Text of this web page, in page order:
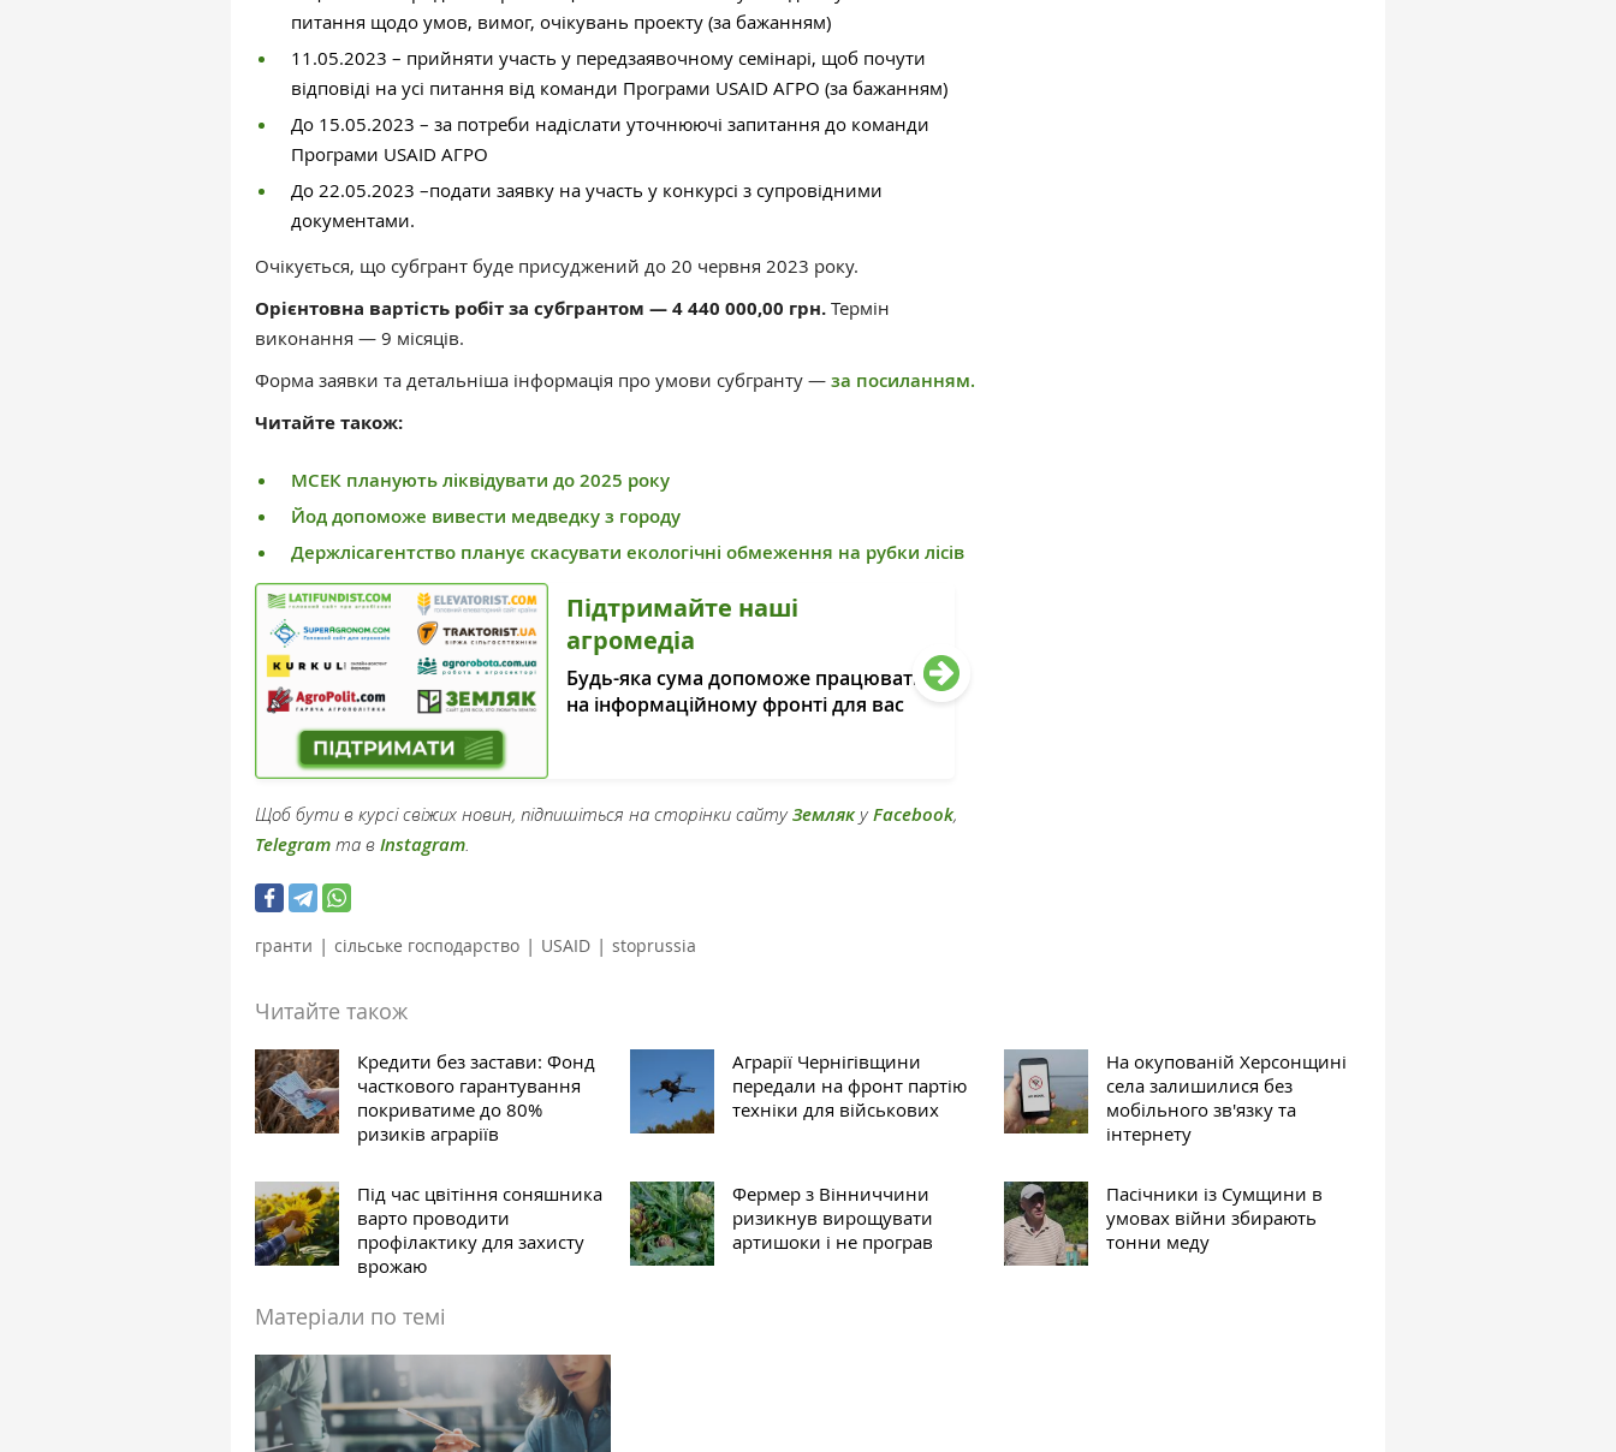
питання щодо умов, вимог, очікувань проекту (за бажанням)
11.05.2023 – прийняти участь у передзаявочному семінарі, щоб почути
відповіді на усі питання від команди Програми USAID АГРО (за бажанням)
До 15.05.2023 – за потреби надіслати уточнюючі запитання до команди
Програми USAID АГРО
До 22.05.2023 –подати заявку на участь у конкурсі з супровідними
документами.
Очікується, що субгрант буде присуджений до 20 червня 2023 року.
Орієнтовна вартість робіт за субгрантом — 4 440 000,00 грн. Термін
виконання — 9 місяців.
Форма заявки та детальніша інформація про умови субгранту — за посиланням.
Читайте також:
МСЕК планують ліквідувати до 2025 року
Йод допоможе вивести медведку з городу
Держлісагентство планує скасувати екологічні обмеження на рубки лісів
Підтримайте наші
агромедіа
Будь-яка сума допоможе працювати
на інформаційному фронті для вас
Щоб бути в курсі свіжих новин, підпишіться на сторінки сайтуЗемлякуFacebook,
Telegram та в Instagram
гранти | сільське господарство | USAID | stoprussia
Читайте також
Кредити без застави: Фонд
часткового гарантування
покриватиме до 80%
ризиків аграріїв
Аграрії Чернігівщини
передали на фронт партію
техніки для військових
На окупованій Херсонщині
села залишилися без
мобільного зв'язку та
інтернету
Під час цвітіння соняшника
варто проводити
профілактику для захисту
врожаю
Фермер з Вінниччини
ризикнув вирощувати
артишоки і не програв
Пасічники із Сумщини в
умовах війни збирають
тонни меду
Матеріали по темі